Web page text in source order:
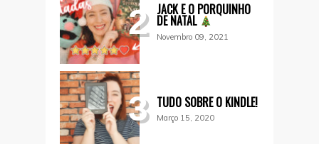
2 JACK E O PORQUINHO
DE NATAL
Novembro 09, 2021
3 TUDO SOBRE O KINDLE!
Março 15, 2020